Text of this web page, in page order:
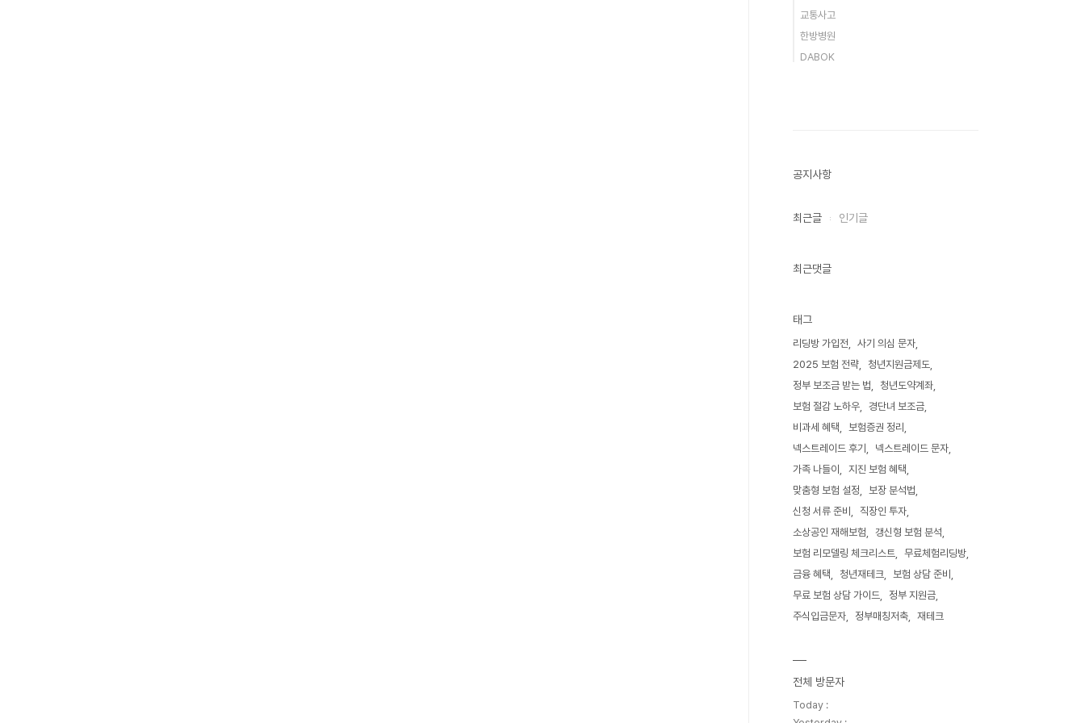
교통사고
한방병원
DABOK
공지사항
최근글 인기글
최근댓글
태그
리딩방 가입전
사기 의심 문자
2025 보험 전략
청년지원금제도
정부 보조금 받는 법
청년도약계좌
보험 절감 노하우
경단녀 보조금
비과세 혜택
보험증권 정리
넥스트레이드 후기
넥스트레이드 문자
가족 나들이
지진 보험 혜택
맞춤형 보험 설정
보장 분석법
신청 서류 준비
직장인 투자
소상공인 재해보험
갱신형 보험 분석
보험 리모델링 체크리스트
무료체험리딩방
금융 혜택
청년재테크
보험 상담 준비
무료 보험 상담 가이드
정부 지원금
주식입금문자
정부매칭저축 재테크
전체 방문자
Today :